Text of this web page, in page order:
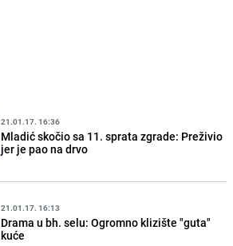
21.01.17. 16:36
Mladić skočio sa 11. sprata zgrade: Preživio
jer je pao na drvo
21.01.17. 16:13
Drama u bh. selu: Ogromno klizište "guta"
kuće